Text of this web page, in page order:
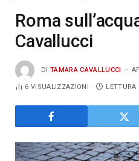
Roma
Cavallucci
DI TAMARA CAVALLUCCI
6VISUALIZZAZIONI LETTURA